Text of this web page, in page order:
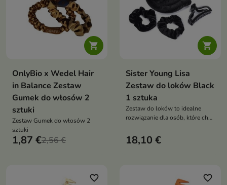

OnlyBio x Wedel Hair
in Balance Zestaw
Gumek do włosów 2
sztuki
Zestaw Gumek do włosów 2
sztuki
1,87 €2,56 €

Sister Young Lisa
Zestaw do loków Black
1 sztuka
Zestaw do loków to idealne
rozwiązanie dla osób, które chcą
lub naturalne fale
18,10 €
favorite_border favorite_border